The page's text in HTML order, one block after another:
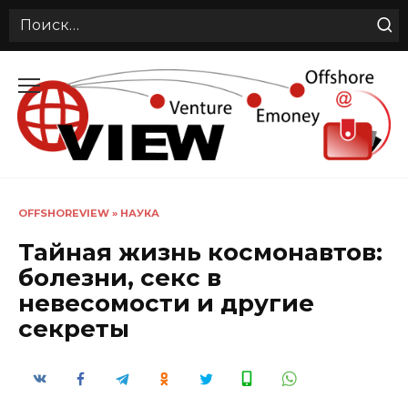
Search
содержанию
OFFSHOREVIEW » НАУКА
Тайная жизнь космонавтов:
болезни, секс в
невесомости и другие
секреты